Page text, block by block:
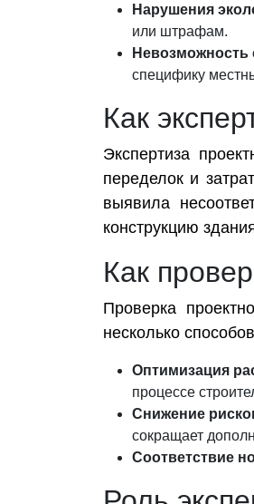
Нарушения
или штрафам.
Невозможность
специфику
Как
Экспертиза
переделок и
выявила
конструкцию
Как
Проверка
несколько
Оптимизация
процессе
Снижение
сокращает
Соответствие